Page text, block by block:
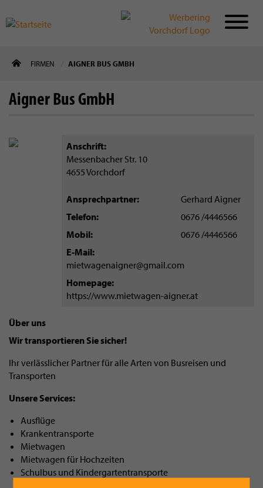
zum
FIRMEN AIGNER BUS GMBH
Aigner Bus GmbH
Anschrift
Messenbacher Str. 10
4655Vorchdorf
Ansprechpartner
Gerhard Aigner
Telefon
0676 /4446566
Mobil
0676 /4446566
E-Mail
mietwagenaigner@gmail.com
Homepage
https://www.mietwagen-aigner.at
Über uns
Wir transportieren Sie sicher!
Ihr verlässlicher Partner für alle Arten von Busreisen und
Transporten
Unsere Services:
Ausflüge
Krankentransporte
Mietwagen
Mietwagen für Hochzeiten
Schulbus und Kindergartentransporte